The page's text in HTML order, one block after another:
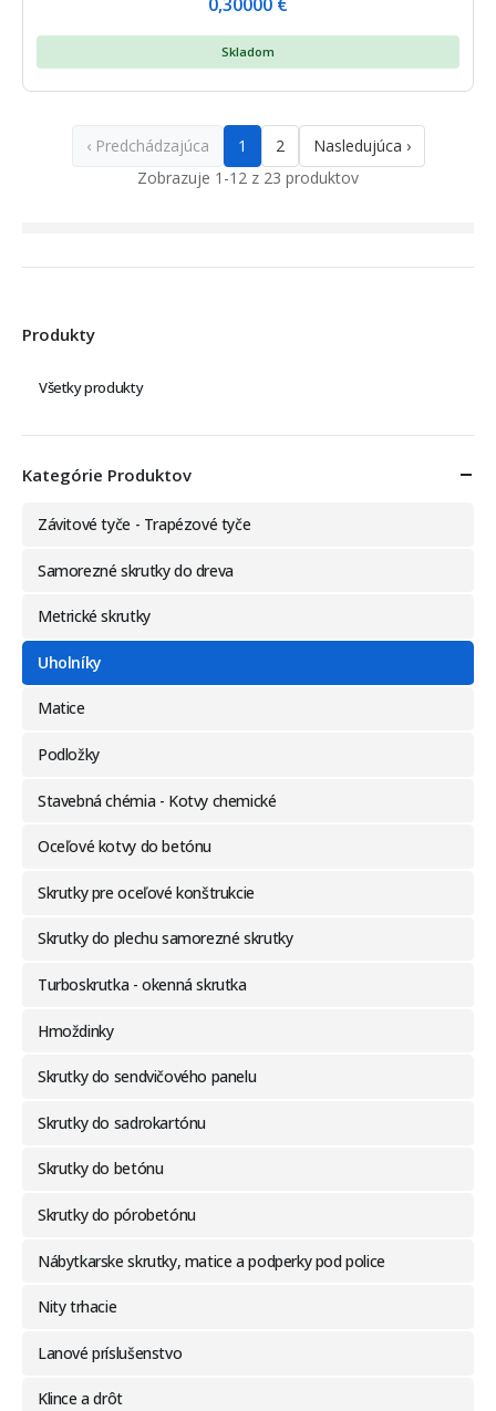
Skladom
‹ Predchádzajúca 1 2
Nasledujúca ›
Zobrazuje 1-12 z 23 produktov
Produkty
Všetky produkty
Kategórie Produktov
Závitové tyče - Trapézové tyče
Samorezné skrutky do dreva
Metrické skrutky
Uholníky
Matice
Podložky
Stavebná chémia - Kotvy chemické
Oceľové kotvy do betónu
Skrutky pre oceľové konštrukcie
Skrutky do plechu samorezné skrutky
Turboskrutka - okenná skrutka
Hmoždinky
Skrutky do sendvičového panelu
Skrutky do sadrokartónu
Skrutky do betónu
Skrutky do pórobetónu
Nábytkarske skrutky, matice a podperky pod police
Nity trhacie
Lanové príslušenstvo
Klince a drôt